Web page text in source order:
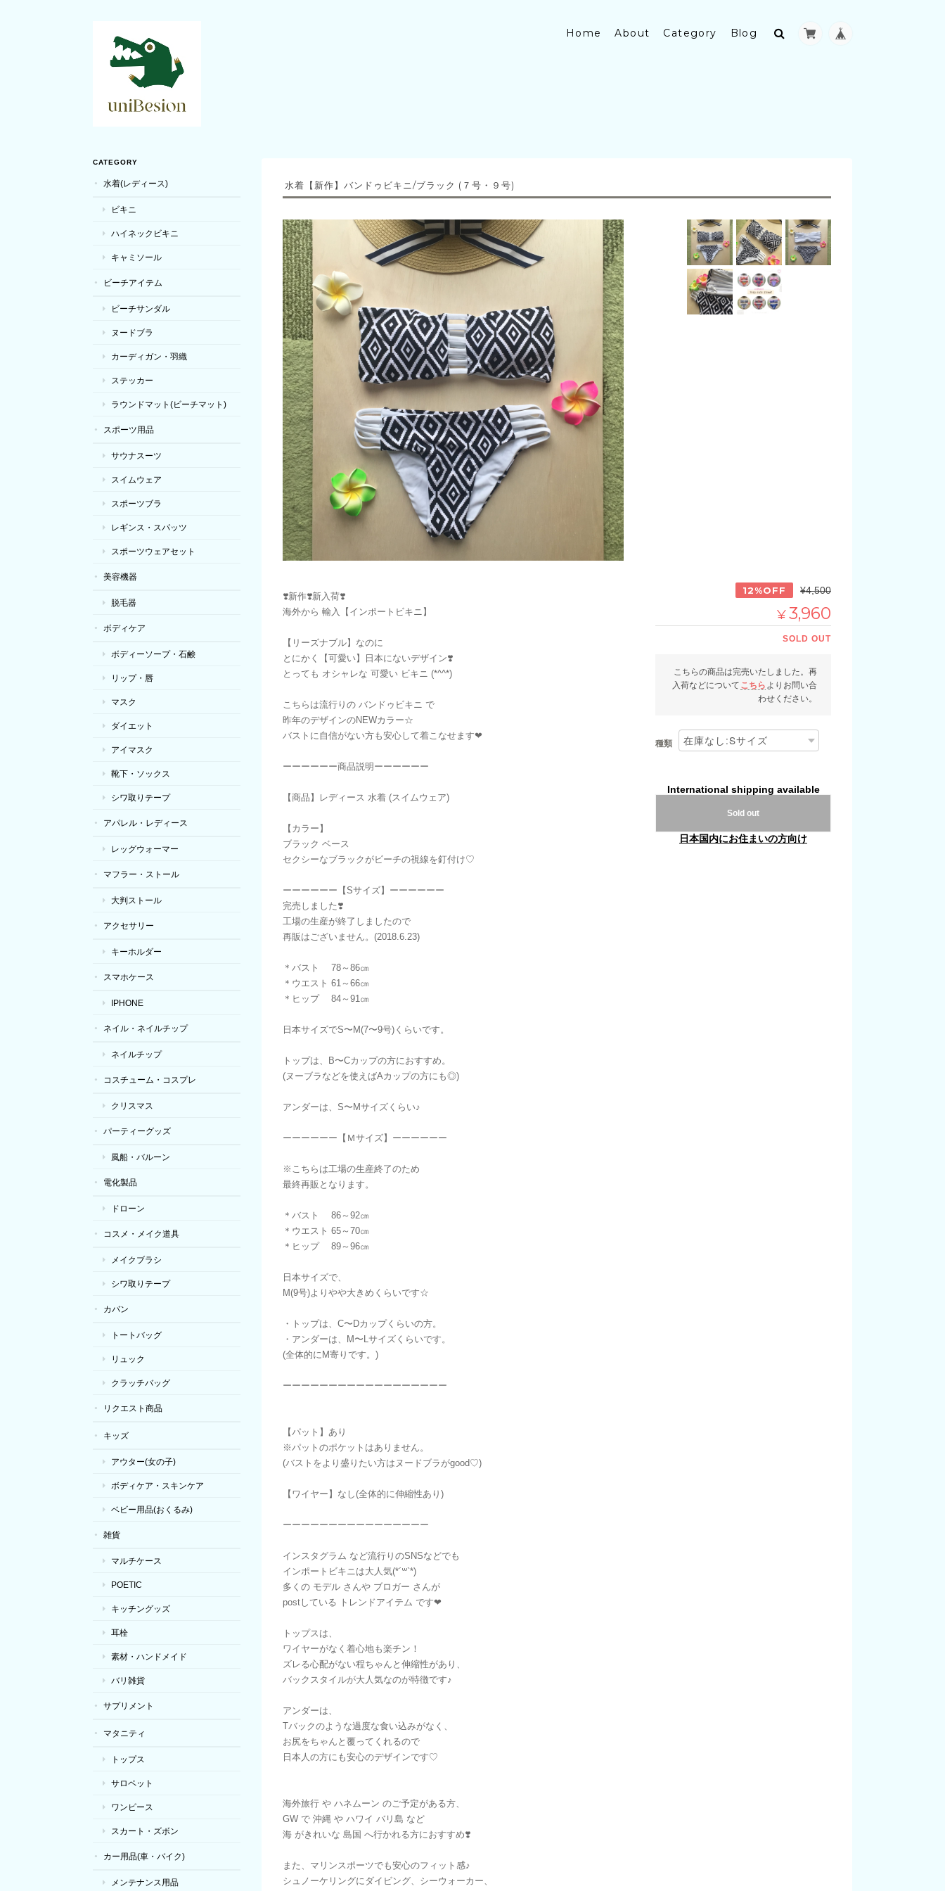
Home About Category Blog
水着【新作】バンドゥビキニ/ブラック (７号・９号)
❣️新作❣️新入荷❣️
海外から 輸入【インポートビキニ】
【リーズナブル】なのに
とにかく【可愛い】日本にないデザイン❣️
とっても オシャレな 可愛い ビキニ (*^^*)
こちらは流行りの バンドゥビキニ で
昨年のデザインのNEWカラー☆
バストに自信がない方も安心して着こなせます❤︎
ーーーーーー商品説明ーーーーーー
【商品】レディース 水着 (スイムウェア)
【カラー】
ブラック ベース
セクシーなブラックがビーチの視線を釘付け♡
ーーーーーー【Sサイズ】ーーーーーー
完売しました❣️
工場の生産が終了しましたので
再販はございません。(2018.6.23)
＊バスト 78～86㎝
＊ウエスト 61～66㎝
＊ヒップ 84～91㎝
日本サイズでS〜M(7〜9号)くらいです。
トップは、B〜Cカップの方におすすめ。
(ヌーブラなどを使えばAカップの方にも◎)
アンダーは、S〜Mサイズくらい♪
ーーーーーー【Ｍサイズ】ーーーーーー
※こちらは工場の生産終了のため
最終再販となります。
＊バスト 86～92㎝
＊ウエスト 65～70㎝
＊ヒップ 89～96㎝
日本サイズで、
M(9号)よりやや大きめくらいです☆
・トップは、C〜Dカップくらいの方。
・アンダーは、M〜Lサイズくらいです。
(全体的にM寄りです。)
ーーーーーーーーーーーーーーーーーー
【パット】あり
※パットのポケットはありません。
(バストをより盛りたい方はヌードブラがgood♡)
【ワイヤー】なし(全体的に伸縮性あり)
ーーーーーーーーーーーーーーーー
インスタグラム など流行りのSNSなどでも
インポートビキニは大人気(*´꒳`*)
多くの モデル さんや ブロガー さんが
postしている トレンドアイテム です❤︎
トップスは、
ワイヤーがなく着心地も楽チン！
ズレる心配がない程ちゃんと伸縮性があり、
バックスタイルが大人気なのが特徴です♪
アンダーは、
Tバックのような過度な食い込みがなく、
お尻をちゃんと覆ってくれるので
日本人の方にも安心のデザインです♡
海外旅行 や ハネムーン のご予定がある方、
GW で 沖縄 や ハワイ バリ島 など
海 がきれいな 島国 へ行かれる方におすすめ❣️
また、マリンスポーツでも安心のフィット感♪
シュノーケリングにダイビング、シーウォーカー、
12%OFF ¥4,500
¥3,960
SOLD OUT
こちらの商品は完売いたしました。再
入荷などについて こちら よりお問い合
わせください。
種類
International shipping available
Sold out
日本国内にお住まいの方向け
CATEGORY
水着(レディース)
ビキニ
ハイネックビキニ
キャミソール
ビーチアイテム
ビーチサンダル
ヌードブラ
カーディガン・羽織
ステッカー
ラウンドマット(ビーチマット)
スポーツ用品
サウナスーツ
スイムウェア
スポーツブラ
レギンス・スパッツ
スポーツウェアセット
美容機器
脱毛器
ボディケア
ボディーソープ・石鹸
リップ・唇
マスク
ダイエット
アイマスク
靴下・ソックス
シワ取りテープ
アパレル・レディース
レッグウォーマー
マフラー・ストール
大判ストール
アクセサリー
キーホルダー
スマホケース
IPHONE
ネイル・ネイルチップ
ネイルチップ
コスチューム・コスプレ
クリスマス
パーティーグッズ
風船・バルーン
電化製品
ドローン
コスメ・メイク道具
メイクブラシ
シワ取りテープ
カバン
トートバッグ
リュック
クラッチバッグ
リクエスト商品
キッズ
アウター(女の子)
ボディケア・スキンケア
ベビー用品(おくるみ)
雑貨
マルチケース
POETIC
キッチングッズ
耳栓
素材・ハンドメイド
バリ雑貨
サプリメント
マタニティ
トップス
サロペット
ワンピース
スカート・ズボン
カー用品(車・バイク)
メンテナンス用品